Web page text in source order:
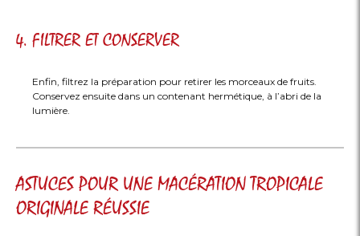
4. FILTRER ET CONSERVER
Enfin, filtrez la préparation pour retirer les morceaux de fruits.
Conservez ensuite dans un contenant hermétique, à l’abri de la
lumière.
ASTUCES POUR UNE MACÉRATION TROPICALE
ORIGINALE RÉUSSIE